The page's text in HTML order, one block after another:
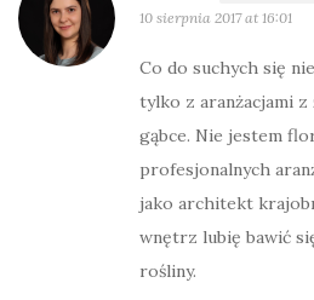
10 sierpnia 2017 at 16:01
Co do suchych się
tylko z aranżacjami
gąbce. Nie jestem
profesjonalnych
jako architekt
wnętrz lubię bawić
rośliny.